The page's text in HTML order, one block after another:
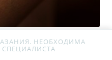
НЕОБХОДИМА